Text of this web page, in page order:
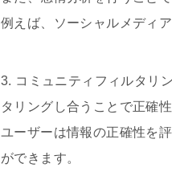
例えば、ソーシャルメディ
3. コミュニティフィルタリ
タリングし合うことで正確
ユーザーは情報の正確性を
ができます。